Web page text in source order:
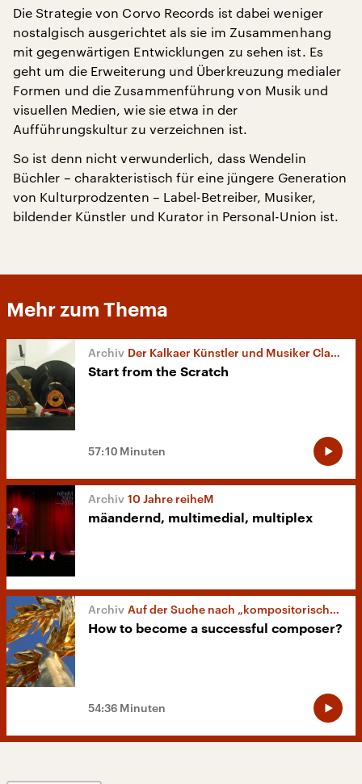
Die Strategie von Corvo Records ist dabei weniger
nostalgisch ausgerichtet als sie im Zusammenhang
mit gegenwärtigen Entwicklungen zu sehen ist. Es
geht um die Erweiterung und Überkreuzung medialer
Formen und die Zusammenführung von Musik und
visuellen Medien, wie sie etwa in der
Aufführungskultur zu verzeichnen ist.
So ist denn nicht verwunderlich, dass Wendelin
Büchler – charakteristisch für eine jüngere Generation
von Kulturprodzenten – Label-Betreiber, Musiker,
bildender Künstler und Kurator in Personal-Union ist.
Mehr zum Thema
Der Kalkaer Künstler und Musiker Claus van Bebber
Start from the Scratch
57:10 Minuten
10 Jahre reiheM
mäandernd, multimedial, multiplex
Auf der Suche nach „kompositorischen Erfolgsmodellen“
How to become a successful composer?
54:36 Minuten